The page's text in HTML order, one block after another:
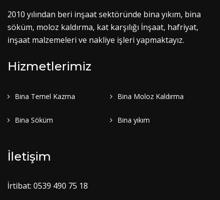
2010 yılından beri inşaat sektöründe bina yıkım, bina
söküm, moloz kaldırma, kat karşılığı İnşaat, hafriyat,
inşaat malzemeleri ve nakliye işleri yapmaktayız.
Hizmetlerimiz
Bina Temel Kazma Bina Moloz Kaldırma
Bina Söküm Bina yıkım
İletişim
İrtibat: 0539 490 75 18